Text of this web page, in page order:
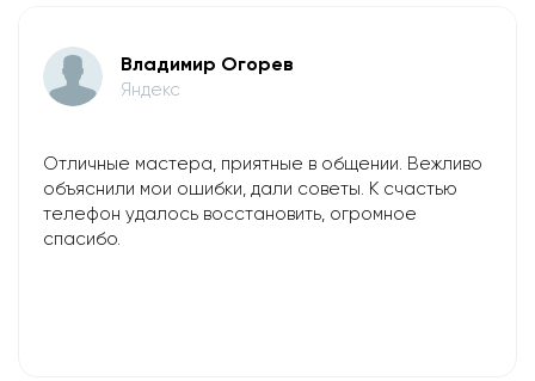
Владимир Огорев
Яндекс
Отличные мастера, приятные в общении. Вежливо
объяснили мои ошибки, дали советы. К счастью
телефон удалось восстановить, огромное
спасибо.